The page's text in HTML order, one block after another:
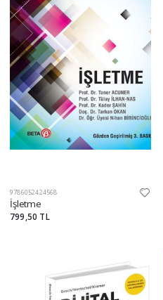
9786052424568
İşletme
799,50 TL